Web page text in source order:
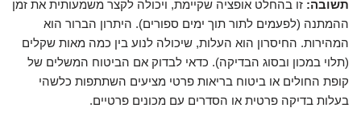
תשובה: זו בהחלט אופציה שקיימת, ויכולה לקצר משמעותית את זמן
ההמתנה (לפעמים לתור תוך ימים ספורים). היתרון הברור הוא
המהירות. החיסרון הוא העלות, שיכולה לנוע בין כמה מאות שקלים
(תלוי במכון ובסוג הבדיקה). כדאי לבדוק אם הביטוח המשלים של
קופת החולים או ביטוח בריאות פרטי מציעים השתתפות כלשהי
בעלות בדיקה פרטית או הסדרים עם מכונים פרטיים.